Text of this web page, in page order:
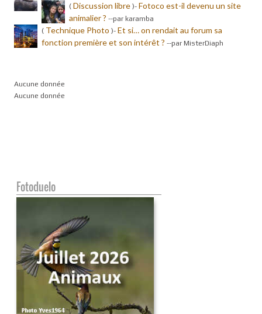
( Discussion libre )- Fotoco est-il devenu un site
animalier ? --par karamba
( Technique Photo )- Et si… on rendait au forum sa
fonction première et son intérêt ? --par MisterDiaph
Aucune donnée
Aucune donnée
Fotoduelo